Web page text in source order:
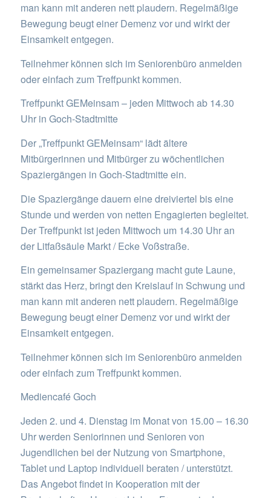
man kann mit anderen nett plaudern. Regelmäßige
Bewegung beugt einer Demenz vor und wirkt der
Einsamkeit entgegen.
Teilnehmer können sich im Seniorenbüro anmelden
oder einfach zum Treffpunkt kommen.
Treffpunkt GEMeinsam – jeden Mittwoch ab 14.30
Uhr in Goch-Stadtmitte
Der „Treffpunkt GEMeinsam“ lädt ältere
Mitbürgerinnen und Mitbürger zu wöchentlichen
Spaziergängen in Goch-Stadtmitte ein.
Die Spaziergänge dauern eine dreiviertel bis eine
Stunde und werden von netten Engagierten begleitet.
Der Treffpunkt ist jeden Mittwoch um 14.30 Uhr an
der Litfaßsäule Markt / Ecke Voßstraße.
Ein gemeinsamer Spaziergang macht gute Laune,
stärkt das Herz, bringt den Kreislauf in Schwung und
man kann mit anderen nett plaudern. Regelmäßige
Bewegung beugt einer Demenz vor und wirkt der
Einsamkeit entgegen.
Teilnehmer können sich im Seniorenbüro anmelden
oder einfach zum Treffpunkt kommen.
Mediencafé Goch
Jeden 2. und 4. Dienstag im Monat von 15.00 – 16.30
Uhr werden Seniorinnen und Senioren von
Jugendlichen bei der Nutzung von Smartphone,
Tablet und Laptop individuell beraten / unterstützt.
Das Angebot findet in Kooperation mit der